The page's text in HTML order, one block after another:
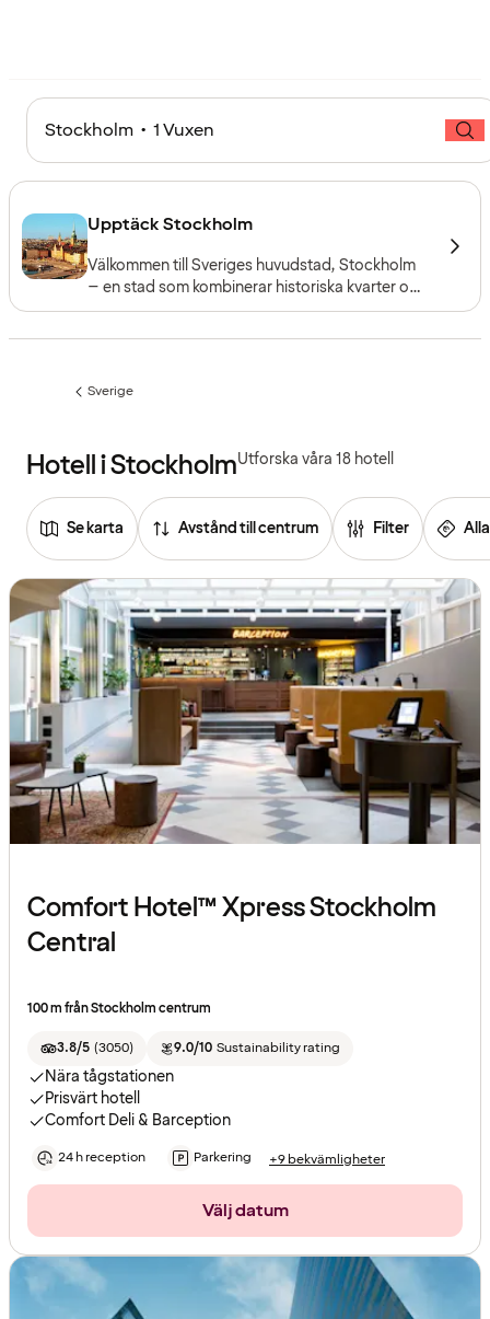
Stockholm • 1 Vuxen
Upptäck Stockholm
Välkommen till Sveriges huvudstad, Stockholm
– en stad som kombinerar historiska kvarter och
moderna stadsdelar med unik storstadspuls.
Föregående
Sverige
Hotell i StockholmUtforska våra 18 hotell
Se karta Avstånd till centrum Filter
Se
listan
över
hotell
Comfort Hotel™ Xpress Stockholm
Central
100 m från Stockholm centrum
3.8/5 (3050) 9.0/10 Sustainability rating
Nära tågstationen
Prisvärt hotell
Comfort Deli & Barception
24 h reception Parkering +9 bekvämligheter
Välj datum